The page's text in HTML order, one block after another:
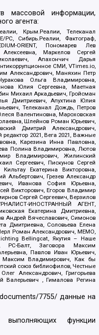
массовой информации,
агента:
Крым.Реалии, Телеканал
Сибирь.Реалии, Фактограф,
ORIENT, Пономарев Лев
Маркелов Сергей
Апахончич Дарья
СМИ, VTimes.io,
Александрович, Маняхин Петр
Ольга Владимировна,
Юлия Сергеевна, Маетная
Михаил Аркадьевич, Гройсман
Дмитриевич, Апухтина Юлия
Телеканал Дождь, Петров
Валентиновна, Мароховская
Шлейнов Роман Юрьевич,
Дмитрий Александрович,
2021, Вега 2021, Важные
Карезина Инна Павловна,
Полина Владимировна, Лютов
Владимирович, Жилинский
Сергеевич, Пискунов Сергей
Екатерина Викторовна,
Альбертович, Грезев Александр
Иванова София Юрьевна,
Викторович, Егоров Владимир
Сергей Сергеевич, Верзилов
ИНОСТРАННЫЙ АГЕНТ,
Екатерина Дмитриевна,
Андрей Вячеславович, Симонов
Дмитриевна, Соловьева Елена
Роман Александрович, МЕМО,
Bellingcat, Якутия – Наше
Балт, Заговора Максим
Павлов Иван Юрьевич,
Максим Владимирович, Как бы
союз библиофилов, Честные
Александрович, Григорьева
Валерьевич , Гималова Регина
7755/ данные на
функции